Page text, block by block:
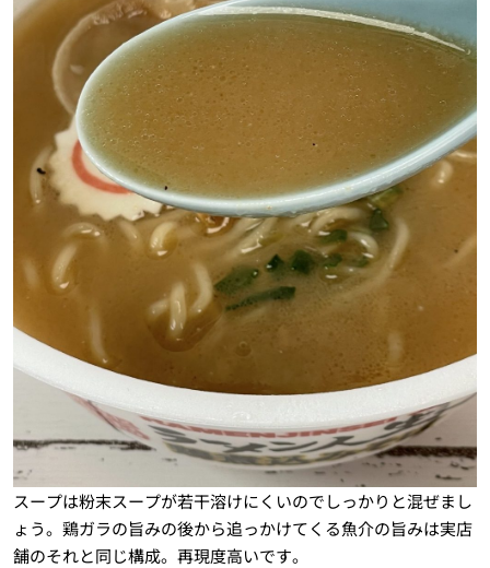
スープは粉末スープが若干溶けにくいのでしっかりと混ぜまし
ょう。鶏ガラの旨みの後から追っかけてくる魚介の旨みは実店
舗のそれと同じ構成。再現度高いです。